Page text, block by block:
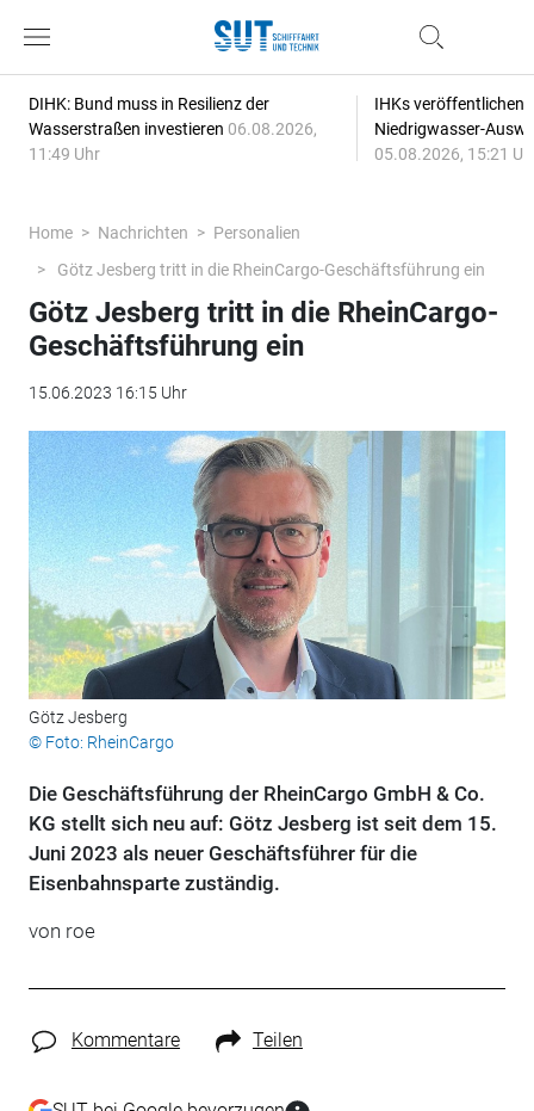
DIHK: Bund muss in Resilienz der
Wasserstraßen investieren 06.08.2026,
11:49 Uhr
IHKs veröffentlichen
Niedrigwasser-
05.08.2026, 15:21
Home Nachrichten
Personalien
Götz Jesberg tritt in die RheinCargo-Geschäftsführung ein
Götz Jesberg tritt in die RheinCargo-
Geschäftsführung ein
15.06.2023 16:15 Uhr
Götz Jesberg
© Foto: RheinCargo
Die Geschäftsführung der RheinCargo GmbH & Co.
KG stellt sich neu auf: Götz Jesberg ist seit dem 15.
Juni 2023 als neuer Geschäftsführer für die
Eisenbahnsparte zuständig.
von roe
Kommentare Teilen